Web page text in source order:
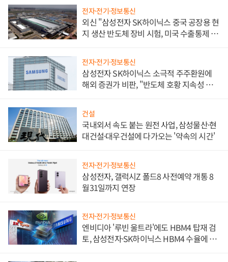
전자·전기·정보통신
외신 "삼성전자 SK하이닉스 중국 공장용 현
지 생산 반도체 장비 시험, 미국 수출통제 대
전자·전기·정보통신
삼성전자 SK하이닉스 소극적 주주환원에
해외 증권가 비판, "반도체 호황 지속성 의
건설
국내외서 속도 붙는 원전 사업, 삼성물산·현
대건설·대우건설에 다가오는 '약속의 시간'
전자·전기·정보통신
삼성전자, 갤럭시Z 폴드8 사전예약 개통 8
월31일까지 연장
전자·전기·정보통신
엔비디아 '루빈 울트라'에도 HBM4 탑재 검
토, 삼성전자·SK하이닉스 HBM4 수율에 주